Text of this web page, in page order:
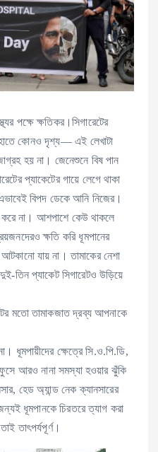
পক্ষে ক্ষতিকর।সিগারেটের
হাতে কোনও দৃশ্য— এই লেখাটা
হয় না। জেনেশুনে বিষ পান
প্যাকেটের গায়ে লেগে থাকা
বিপদ ডেকে আনি নিজের।
না। আশপাশে কেউ থাকলে
ক্ষতি করি ধূমপানের
যায় না। তামাকের নেশা
তিন প্যাকেট সিগারেটও উড়িয়ে
মতো তামাকজাত দ্রব্য আপনাকে
ধূমপায়ীদের ক্ষেত্রে সি.ও.পি.ডি,
আরও নানা সমস্যা হওয়ার ঝুঁকি
হেড অ্যান্ড নেক ক্যানসারের
ধূমপানকে চিরতরে ত্যাগ করা
তাৎপর্যপূর্ণ।